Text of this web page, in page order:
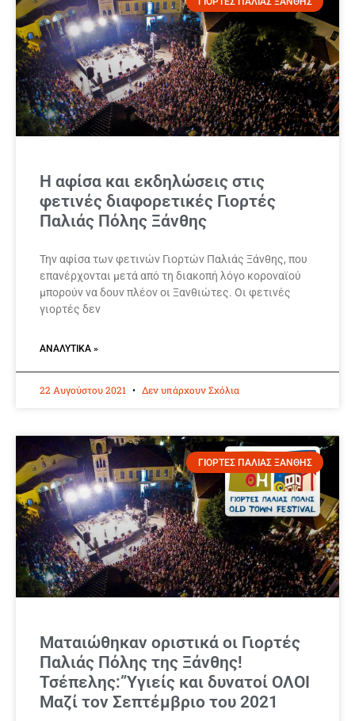
Η αφίσα και εκδηλώσεις στις
φετινές διαφορετικές Γιορτές
Παλιάς Πόλης Ξάνθης
Την αφίσα των φετινών Γιορτών Παλιάς Ξάνθης, που
επανέρχονται μετά από τη διακοπή λόγο κοροναϊού
μπορούν να δουν πλέον οι Ξανθιώτες. Οι φετινές
γιορτές δεν
ΑΝΑΛΥΤΙΚΆ »
22 Αυγούστου 2021 Δεν υπάρχουν Σχόλια
ΓΙΟΡΤΕΣ ΠΑΛΙΑΣ ΞΑΝΘΗΣ
Ματαιώθηκαν οριστικά οι Γιορτές
Παλιάς Πόλης της Ξάνθης!
Τσέπελης:”Υγιείς και δυνατοί ΟΛΟΙ
Μαζί τον Σεπτέμβριο του 2021